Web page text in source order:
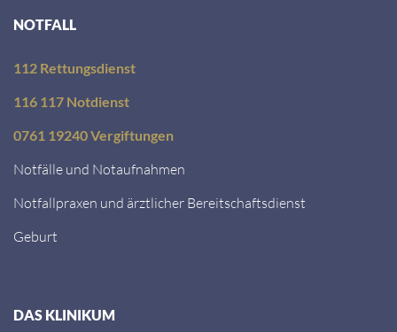
NOTFALL
112 Rettungsdienst
116 117 Notdienst
0761 19240 Vergiftungen
Notfälle und Notaufnahmen
Notfallpraxen und ärztlicher Bereitschaftsdienst
Geburt
DAS KLINIKUM